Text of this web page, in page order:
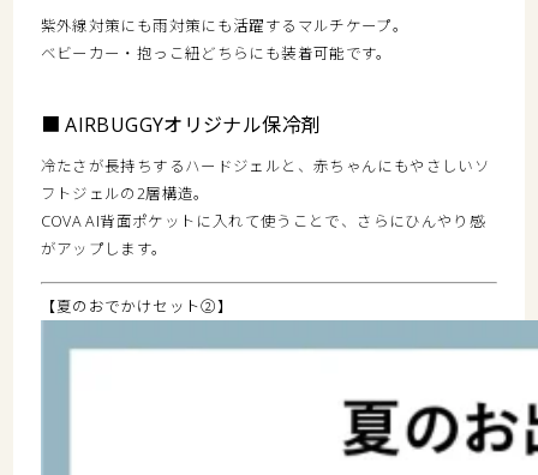
紫外線対策にも雨対策にも活躍するマルチケープ。
ベビーカー・抱っこ紐どちらにも装着可能です。
■ AIRBUGGYオリジナル保冷剤
冷たさが長持ちするハードジェルと、赤ちゃんにもやさしいソ
フトジェルの2層構造。
COVA AI背面ポケットに入れて使うことで、さらにひんやり感
がアップします。
【夏のおでかけセット②】